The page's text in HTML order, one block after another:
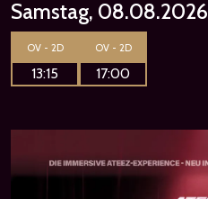
Samstag, 08.08.2026
OV - 2D
13:15
OV - 2D
17:00